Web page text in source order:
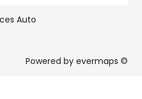
Auto
Powered by evermaps ©